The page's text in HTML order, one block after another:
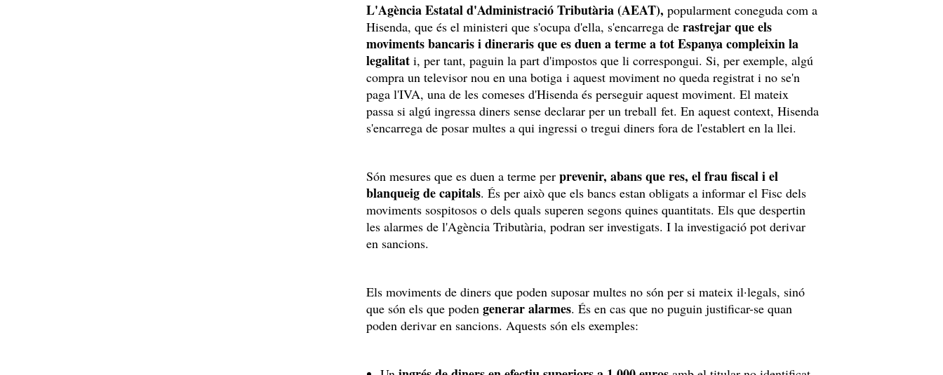
L'Agència Estatal d'Administració Tributària (AEAT), popularment coneguda com a
Hisenda, que és el ministeri que s'ocupa d'ella, s'encarrega de rastrejar que els
moviments bancaris i dineraris que es duen a terme a tot Espanya compleixin la
legalitat i, per tant, paguin la part d'impostos que li correspongui. Si, per exemple, algú
compra un televisor nou en una botiga i aquest moviment no queda registrat i no se'n
paga l'IVA, una de les comeses d'Hisenda és perseguir aquest moviment. El mateix
passa si algú ingressa diners sense declarar per un treball fet. En aquest context, Hisenda
s'encarrega de posar multes a qui ingressi o tregui diners fora de l'establert en la llei.
Són mesures que es duen a terme per prevenir, abans que res, el frau fiscal i el
blanqueig de capitals. És per això que els bancs estan obligats a informar el Fisc dels
moviments sospitosos o dels quals superen segons quines quantitats. Els que despertin
les alarmes de l'Agència Tributària, podran ser investigats. I la investigació pot derivar
en sancions.
Els moviments de diners que poden suposar multes no són per si mateix il·legals, sinó
que són els que poden generar alarmes. És en cas que no puguin justificar-se quan
poden derivar en sancions. Aquests són els exemples: